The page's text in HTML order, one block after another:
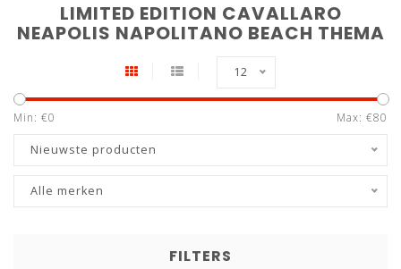
LIMITED EDITION CAVALLARO
NEAPOLIS NAPOLITANO BEACH THEMA
12
Min: €0 Max: €80
Nieuwste producten
Alle merken
FILTERS